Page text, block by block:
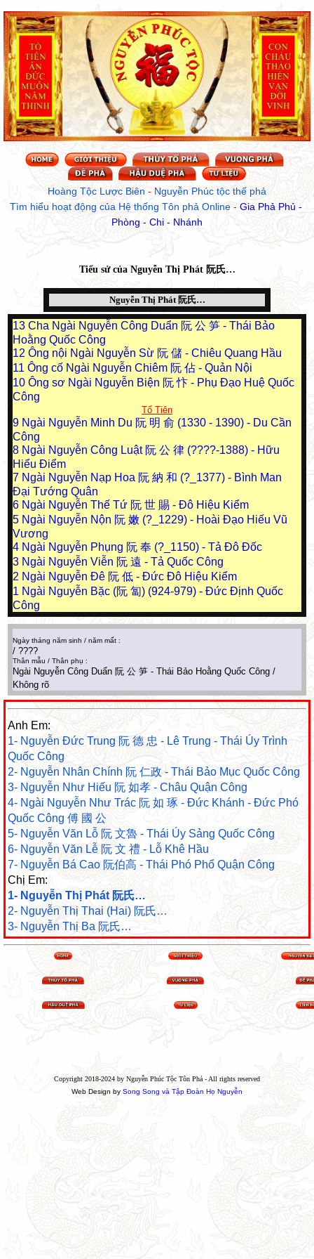
Hoàng Tộc Lược Biên - Nguyễn Phúc tộc thế phả
Tìm hiểu hoạt động của Hệ thống Tôn phả Online - Gia Phả Phủ -
Phòng - Chi - Nhánh
Tiểu sử của Nguyễn Thị Phát 阮氏…
Nguyễn Thị Phát 阮氏…
13 Cha Ngài Nguyễn Công Duẩn 阮 公 笋 - Thái Bảo
Hoằng Quốc Công
12 Ông nội Ngài Nguyễn Sừ 阮 儲 - Chiêu Quang Hầu
11 Ông cố Ngài Nguyễn Chiêm 阮 佔 - Quản Nội
10 Ông sơ Ngài Nguyễn Biện 阮 忭 - Phụ Đạo Huệ Quốc
Công
Tổ Tiên
9 Ngài Nguyễn Minh Du 阮 明 俞 (1330 - 1390) - Du Cần
Công
8 Ngài Nguyễn Công Luật 阮 公 律 (????-1388) - Hữu
Hiểu Điểm
7 Ngài Nguyễn Nạp Hoa 阮 納 和 (?_1377) - Bình Man
Đại Tướng Quân
6 Ngài Nguyễn Thế Tứ 阮 世 賜 - Đô Hiệu Kiểm
5 Ngài Nguyễn Nộn 阮 嫩 (?_1229) - Hoài Đạo Hiếu Vũ
Vương
4 Ngài Nguyễn Phụng 阮 奉 (?_1150) - Tả Đô Đốc
3 Ngài Nguyễn Viễn 阮 遠 - Tả Quốc Công
2 Ngài Nguyễn Đê 阮 低 - Đức Đô Hiệu Kiểm
1 Ngài Nguyễn Bặc (阮 匐) (924-979) - Đức Định Quốc
Công
Ngày tháng năm sinh / năm mất :
/ ????
Thân mẫu / Thân phụ :
Ngài Nguyễn Công Duẩn 阮 公 笋 - Thái Bảo Hoằng Quốc Công /
Không rõ
Anh Em:
1- Nguyễn Đức Trung 阮 德 忠 - Lê Trung - Thái Úy Trình
Quốc Công
2- Nguyễn Nhân Chính 阮 仁政 - Thái Bảo Mục Quốc Công
3- Nguyễn Như Hiếu 阮 如孝 - Châu Quận Công
4- Ngài Nguyễn Như Trác 阮 如 琢 - Đức Khánh - Đức Phó
Quốc Công 傅 國 公
5- Nguyễn Văn Lỗ 阮 文魯 - Thái Úy Sảng Quốc Công
6- Nguyễn Văn Lễ 阮 文 禮 - Lỗ Khê Hầu
7- Nguyễn Bá Cao 阮伯高 - Thái Phó Phổ Quận Công
Chị Em:
1- Nguyễn Thị Phát 阮氏…
2- Nguyễn Thị Thai (Hai) 阮氏…
3- Nguyễn Thị Ba 阮氏…
Copyright 2018-2024 by Nguyễn Phúc Tộc Tôn Phả - All rights reserved
Web Design by Song Song và Tập Đoàn Họ Nguyễn